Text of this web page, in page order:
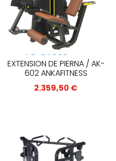
EXTENSION DE PIERNA / AK-
602 ANKAFITNESS
2.359,50 €